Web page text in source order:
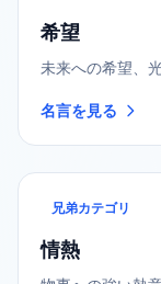
希望
未来への希望、
名言を見る
兄弟カテゴリ
情熱